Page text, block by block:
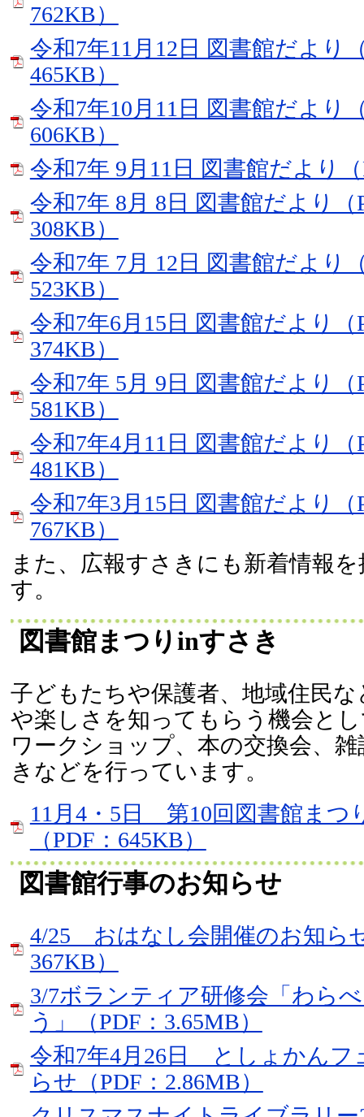
762KB）
令和7年11月12日 図書館だより
465KB）
令和7年10月11日 図書館だより
606KB）
令和7年 9月11日 図書館だより
令和7年 8月 8日 図書館だより（
308KB）
令和7年 7月 12日 図書館だより
523KB）
令和7年6月15日 図書館だより（
374KB）
令和7年 5月 9日 図書館だより（
581KB）
令和7年4月11日 図書館だより（
481KB）
令和7年3月15日 図書館だより（
767KB）
また、広報すさきにも新着情報
す。
図書館まつりinすさき
子どもたちや保護者、地域住民
や楽しさを知ってもらう機会と
ワークショップ、本の交換会、
きなどを行っています。
11月4・5日 第10回図書館まつ
（PDF：645KB）
図書館行事のお知らせ
4/25 おはなし会開催のお知ら
367KB）
3/7ボランティア研修会「わら
う」（PDF：3.65MB）
令和7年4月26日 としょかんフ
らせ（PDF：2.86MB）